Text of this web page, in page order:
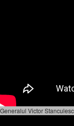
Generalul Victor